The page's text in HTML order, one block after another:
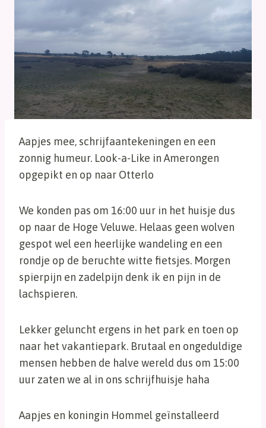
Aapjes mee, schrijfaantekeningen en een
zonnig humeur. Look-a-Like in Amerongen
opgepikt en op naar Otterlo
We konden pas om 16:00 uur in het huisje dus
op naar de Hoge Veluwe. Helaas geen wolven
gespot wel een heerlijke wandeling en een
rondje op de beruchte witte fietsjes. Morgen
spierpijn en zadelpijn denk ik en pijn in de
lachspieren.
Lekker geluncht ergens in het park en toen op
naar het vakantiepark. Brutaal en ongeduldige
mensen hebben de halve wereld dus om 15:00
uur zaten we al in ons schrijfhuisje haha
Aapjes en koningin Hommel geïnstalleerd